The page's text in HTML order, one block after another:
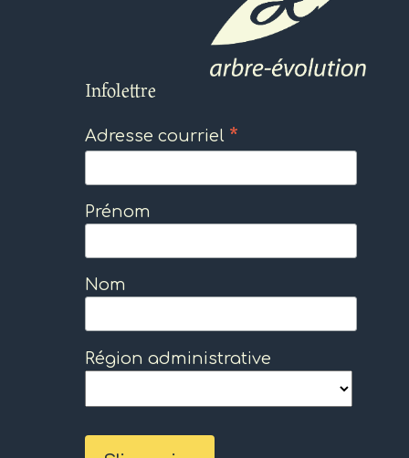
Infolettre
Adresse courriel *
Prénom
Nom
Région administrative